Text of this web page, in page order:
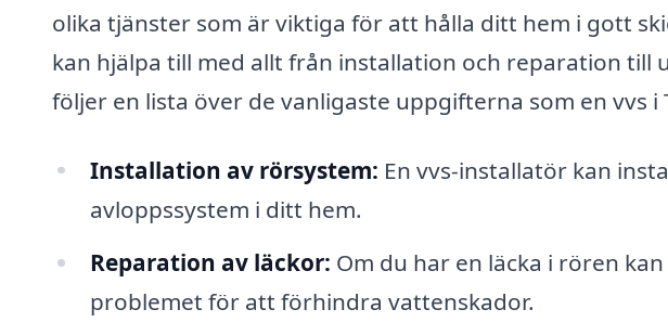
olika tjänster som är viktiga för att hålla ditt hem i gott
kan hjälpa till med allt från installation och reparation till
följer en lista över de vanligaste uppgifterna som en vvs i
Installation av rörsystem: En vvs-installatör kan
avloppssystem i ditt hem.
Reparation av läckor: Om du har en läcka i rören
problemet för att förhindra vattenskador.